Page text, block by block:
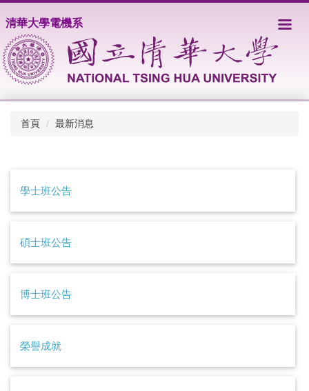
到
主
要
內
容
清華大學電機系
首頁 最新消息
學士班公告
碩士班公告
博士班公告
榮譽成就